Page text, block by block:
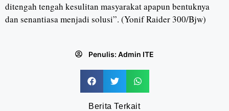
ditengah tengah kesulitan masyarakat apapun bentuknya
dan senantiasa menjadi solusi”. (Yonif Raider 300/Bjw)
Penulis: Admin ITE
Berita Terkait